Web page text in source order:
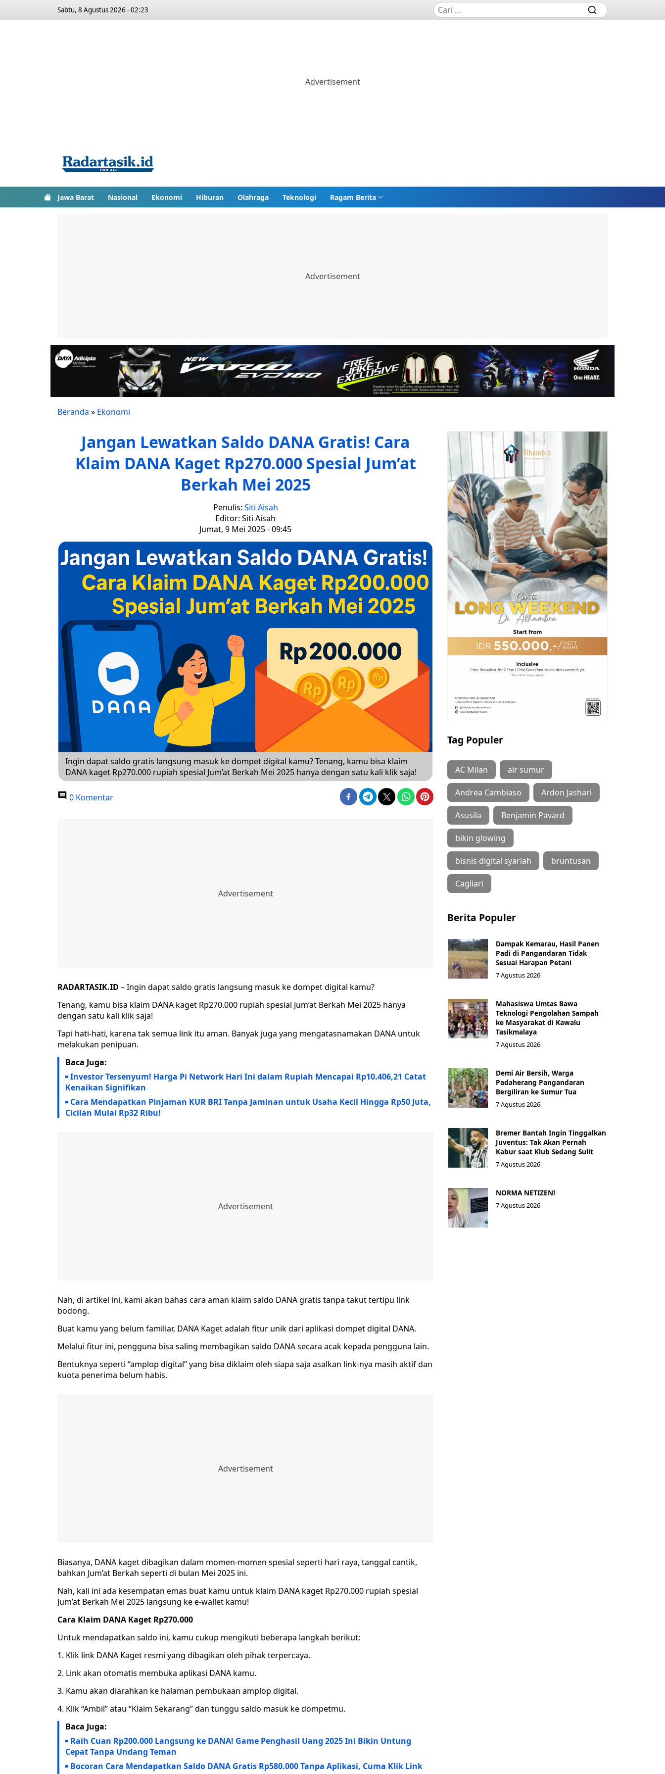
Sabtu, 8 Agustus 2026 - 02:23
Jawa Barat Nasional Ekonomi Hiburan Olahraga Teknologi Ragam Berita
Beranda » Ekonomi
Jangan Lewatkan Saldo DANA Gratis! Cara
Klaim DANA Kaget Rp270.000 Spesial Jum’at
Berkah Mei 2025
Penulis: Siti Aisah
Editor: Siti Aisah
Jumat, 9 Mei 2025 - 09:45
Ingin dapat saldo gratis langsung masuk ke dompet digital kamu? Tenang, kamu bisa klaim
DANA kaget Rp270.000 rupiah spesial Jum’at Berkah Mei 2025 hanya dengan satu kali klik saja!
0 Komentar
RADARTASIK.ID – Ingin dapat saldo gratis langsung masuk ke dompet digital kamu?
Tenang, kamu bisa klaim DANA kaget Rp270.000 rupiah spesial Jum’at Berkah Mei 2025 hanya
dengan satu kali klik saja!
Tapi hati-hati, karena tak semua link itu aman. Banyak juga yang mengatasnamakan DANA untuk
melakukan penipuan.
Baca Juga:
Investor Tersenyum! Harga Pi Network Hari Ini dalam Rupiah Mencapai Rp10.406,21 Catat
Kenaikan Signifikan
Cara Mendapatkan Pinjaman KUR BRI Tanpa Jaminan untuk Usaha Kecil Hingga Rp50 Juta,
Cicilan Mulai Rp32 Ribu!
Nah, di artikel ini, kami akan bahas cara aman klaim saldo DANA gratis tanpa takut tertipu link
bodong.
Buat kamu yang belum familiar, DANA Kaget adalah fitur unik dari aplikasi dompet digital DANA.
Melalui fitur ini, pengguna bisa saling membagikan saldo DANA secara acak kepada pengguna lain.
Bentuknya seperti “amplop digital” yang bisa diklaim oleh siapa saja asalkan link-nya masih aktif dan
kuota penerima belum habis.
Biasanya, DANA kaget dibagikan dalam momen-momen spesial seperti hari raya, tanggal cantik,
bahkan Jum’at Berkah seperti di bulan Mei 2025 ini.
Nah, kali ini ada kesempatan emas buat kamu untuk klaim DANA kaget Rp270.000 rupiah spesial
Jum’at Berkah Mei 2025 langsung ke e-wallet kamu!
Cara Klaim DANA Kaget Rp270.000
Untuk mendapatkan saldo ini, kamu cukup mengikuti beberapa langkah berikut:
1. Klik link DANA Kaget resmi yang dibagikan oleh pihak terpercaya.
2. Link akan otomatis membuka aplikasi DANA kamu.
3. Kamu akan diarahkan ke halaman pembukaan amplop digital.
4. Klik “Ambil” atau “Klaim Sekarang” dan tunggu saldo masuk ke dompetmu.
Baca Juga:
Raih Cuan Rp200.000 Langsung ke DANA! Game Penghasil Uang 2025 Ini Bikin Untung
Cepat Tanpa Undang Teman
Bocoran Cara Mendapatkan Saldo DANA Gratis Rp580.000 Tanpa Aplikasi, Cuma Klik Link
Tag Populer
AC Milan air sumur
Andrea Cambiaso Ardon Jashari
Asusila Benjamin Pavard
bikin glowing
bisnis digital syariah bruntusan
Cagliari
Berita Populer
Dampak Kemarau, Hasil Panen
Padi di Pangandaran Tidak
Sesuai Harapan Petani
7 Agustus 2026
Mahasiswa Umtas Bawa
Teknologi Pengolahan Sampah
ke Masyarakat di Kawalu
Tasikmalaya
7 Agustus 2026
Demi Air Bersih, Warga
Padaherang Pangandaran
Bergiliran ke Sumur Tua
7 Agustus 2026
Bremer Bantah Ingin Tinggalkan
Juventus: Tak Akan Pernah
Kabur saat Klub Sedang Sulit
7 Agustus 2026
NORMA NETIZEN!
7 Agustus 2026